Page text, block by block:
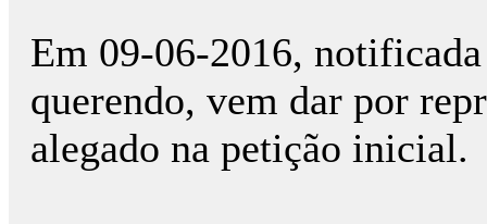
Em 09-06-2016,
querendo, vem dar por
alegado na petição inicial.